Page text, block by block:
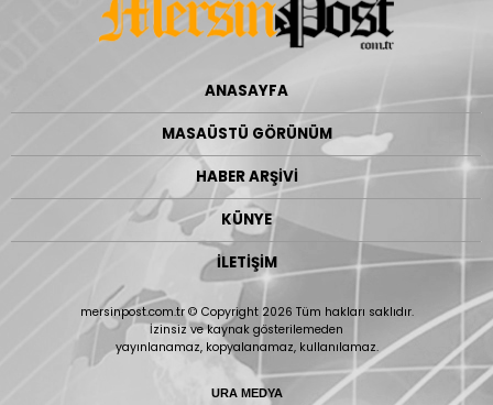
ANASAYFA
MASAÜSTÜ GÖRÜNÜM
HABER ARŞİVİ
KÜNYE
İLETİŞİM
mersinpost.com.tr © Copyright 2026 Tüm hakları saklıdır.
İzinsiz ve kaynak gösterilemeden
yayınlanamaz, kopyalanamaz, kullanılamaz.
URA MEDYA